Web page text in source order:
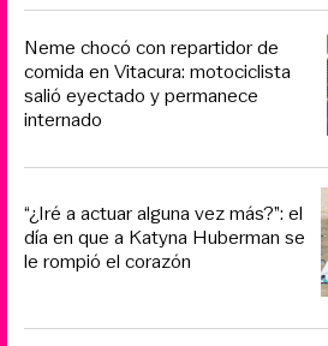
Neme chocó con repartidor de
comida en Vitacura: motociclista
salió eyectado y permanece
internado
“¿Iré a actuar alguna vez más?”: el
día en que a Katyna Huberman se
le rompió el corazón